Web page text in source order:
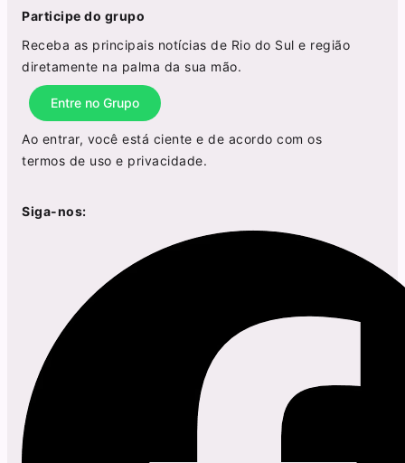
Participe do grupo
Receba as principais notícias de Rio do Sul e região
diretamente na palma da sua mão.
Entre no Grupo
Ao entrar, você está ciente e de acordo com os
termos de uso e privacidade.
Siga-nos: